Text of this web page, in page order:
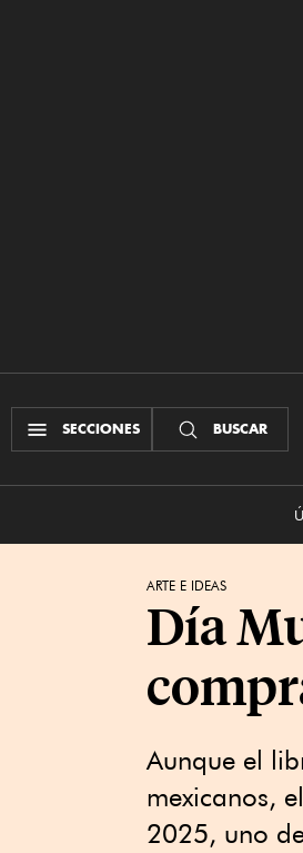
SECCIONES BUSCAR
ARTE E IDEAS
Día
Aunque el
mexicanos,
2025, uno